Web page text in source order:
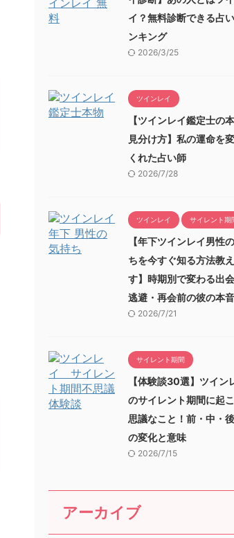
イ？無料診断できる占
ンキング
2026/3/25
ツインレイ
【ツインレイ鑑定士の
見分け方】私の運命を
くれた占い師
2026/7/28
ツインレイ サイレント期
【年下ツインレイ男性
ちを今すぐ知る方法教
す】時期別で変わる出会
逃避・再会前の彼の本
2026/7/21
サイレント期間
【体験談30選】ツイン
のサイレント期間に起
思議なこと！前・中・
の変化と意味
2026/7/15
アーカイブ